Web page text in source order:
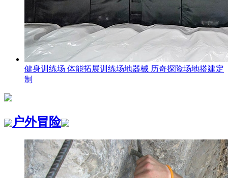
健身训练场 体能拓展训练场地器械 历奇探险场地搭建定
制
户外冒险